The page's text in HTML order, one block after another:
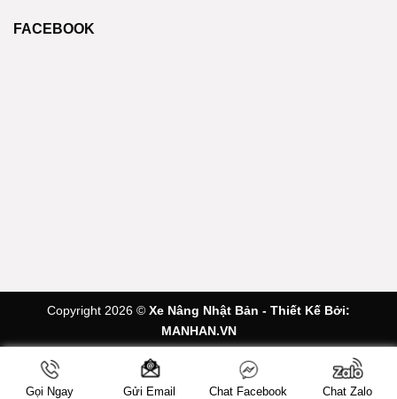
FACEBOOK
Copyright 2026 © Xe Nâng Nhật Bản - Thiết Kế Bởi:
MANHAN.VN
Gọi Ngay Gửi Email Chat Facebook Chat Zalo